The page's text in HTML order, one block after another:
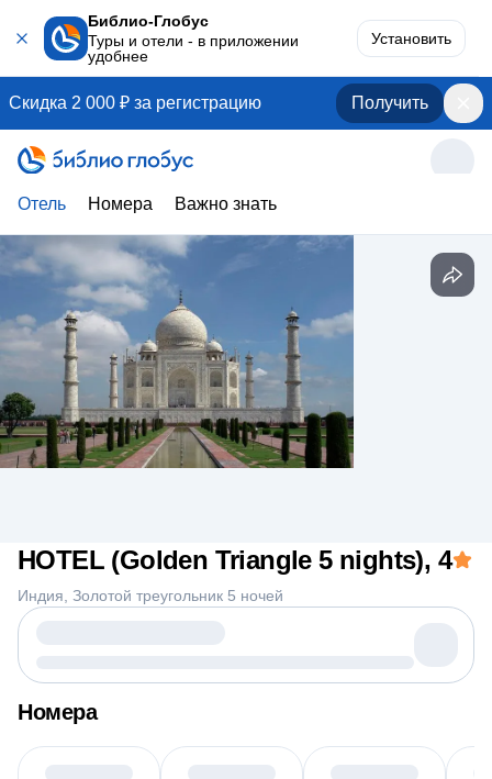
Библио-Глобус
Туры и отели - в приложении
удобнее
Установить
Скидка 2 000 ₽ за регистрацию Получить
Отель Номера Важно знать
HOTEL (Golden Triangle 5 nights), 4
Индия Золотой треугольник 5 ночей
Номера